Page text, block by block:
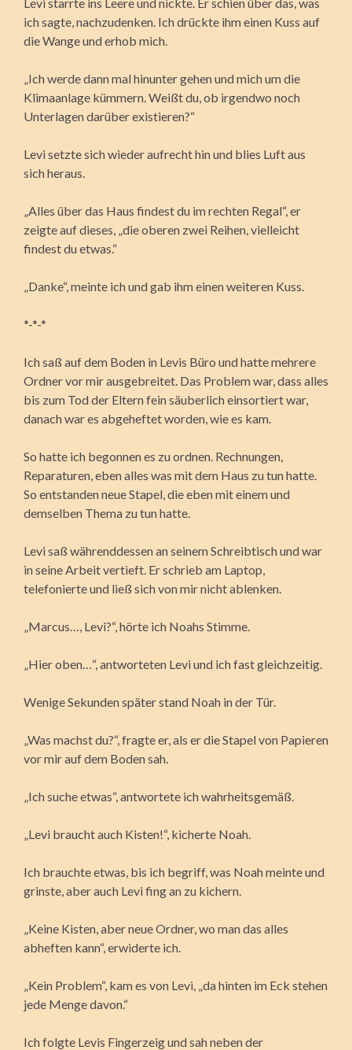
ich sagte, nachzudenken. Ich drückte ihm einen Kuss auf
die Wange und erhob mich.
„Ich werde dann mal hinunter gehen und mich um die
Klimaanlage kümmern. Weißt du, ob irgendwo noch
Unterlagen darüber existieren?“
Levi setzte sich wieder aufrecht hin und blies Luft aus
sich heraus.
„Alles über das Haus findest du im rechten Regal“, er
zeigte auf dieses, „die oberen zwei Reihen, vielleicht
findest du etwas.“
„Danke“, meinte ich und gab ihm einen weiteren Kuss.
*-*-*
Ich saß auf dem Boden in Levis Büro und hatte mehrere
Ordner vor mir ausgebreitet. Das Problem war, dass alles
bis zum Tod der Eltern fein säuberlich einsortiert war,
danach war es abgeheftet worden, wie es kam.
So hatte ich begonnen es zu ordnen. Rechnungen,
Reparaturen, eben alles was mit dem Haus zu tun hatte.
So entstanden neue Stapel, die eben mit einem und
demselben Thema zu tun hatte.
Levi saß währenddessen an seinem Schreibtisch und war
in seine Arbeit vertieft. Er schrieb am Laptop,
telefonierte und ließ sich von mir nicht ablenken.
„Marcus…, Levi?“, hörte ich Noahs Stimme.
„Hier oben…“, antworteten Levi und ich fast gleichzeitig.
Wenige Sekunden später stand Noah in der Tür.
„Was machst du?“, fragte er, als er die Stapel von Papieren
vor mir auf dem Boden sah.
„Ich suche etwas“, antwortete ich wahrheitsgemäß.
„Levi braucht auch Kisten!“, kicherte Noah.
Ich brauchte etwas, bis ich begriff, was Noah meinte und
grinste, aber auch Levi fing an zu kichern.
„Keine Kisten, aber neue Ordner, wo man das alles
abheften kann“, erwiderte ich.
„Kein Problem“, kam es von Levi, „da hinten im Eck stehen
jede Menge davon.“
Ich folgte Levis Fingerzeig und sah neben der